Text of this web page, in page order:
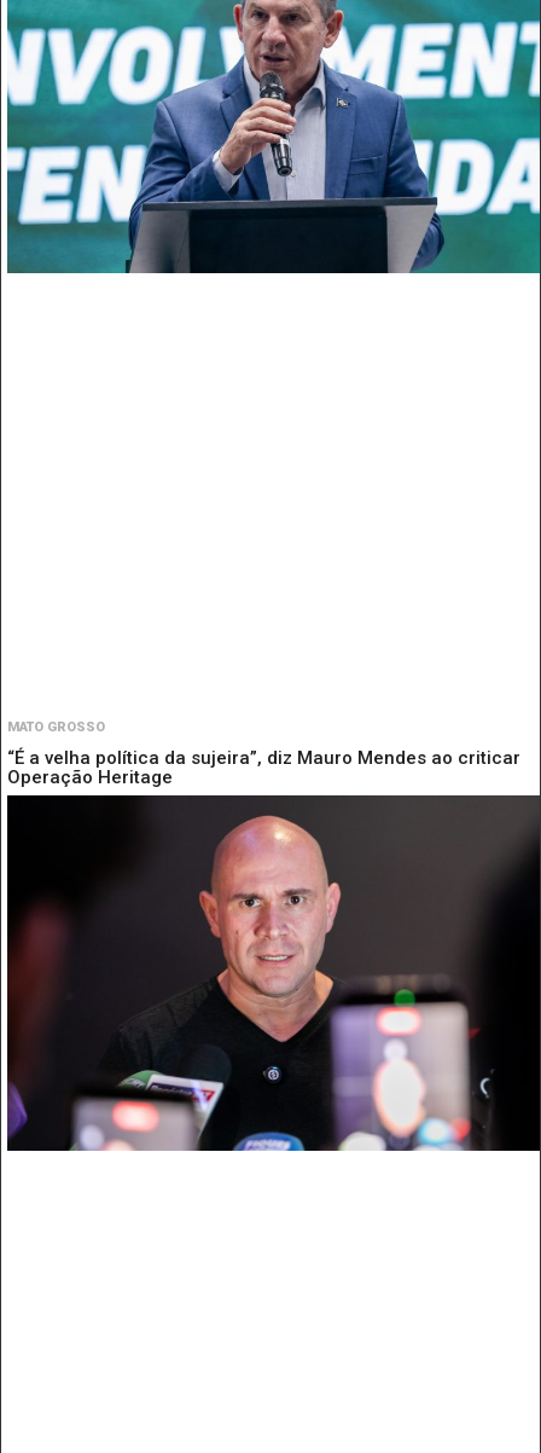
MATO GROSSO
“É a velha política da sujeira”, diz Mauro Mendes ao criticar
Operação Heritage